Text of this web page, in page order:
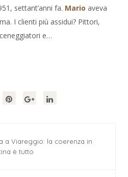
settant’anni fa. Mario aveva
I clienti più assidui? Pittori,
e…
a Viareggio: la coerenza in
è tutto